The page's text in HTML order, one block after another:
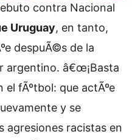
contra Nacional
Uruguay, en tanto,
despuÃ©s de la
argentino. â€œ¡Basta
el fÃºtbol: que actÃºe
y se
agresiones racistas en